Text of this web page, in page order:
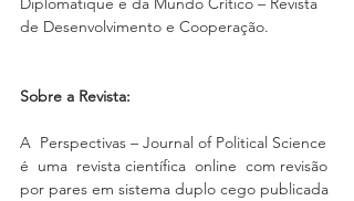
de Desenvolvimento e Cooperação.
Sobre a Revista:
A  Perspectivas – Journal of Political Science
é  uma  revista científica  online  com revisão
por pares em sistema duplo cego publicada